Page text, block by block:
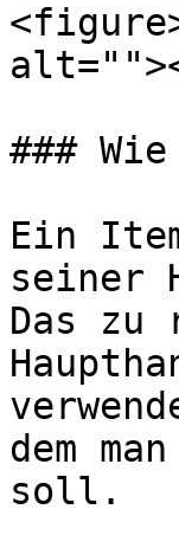
###
Ein
seiner
Das zu
dem
soll.